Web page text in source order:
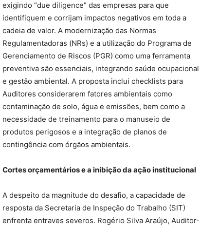
exigindo “due diligence” das empresas para que
identifiquem e corrijam impactos negativos em toda a
cadeia de valor. A modernização das Normas
Regulamentadoras (NRs) e a utilização do Programa de
Gerenciamento de Riscos (PGR) como uma ferramenta
preventiva são essenciais, integrando saúde ocupacional
e gestão ambiental. A proposta inclui checklists para
Auditores considerarem fatores ambientais como
contaminação de solo, água e emissões, bem como a
necessidade de treinamento para o manuseio de
produtos perigosos e a integração de planos de
contingência com órgãos ambientais.
Cortes orçamentários e a inibição da ação institucional
A despeito da magnitude do desafio, a capacidade de
resposta da Secretaria de Inspeção do Trabalho (SIT)
enfrenta entraves severos. Rogério Silva Araújo, Auditor-